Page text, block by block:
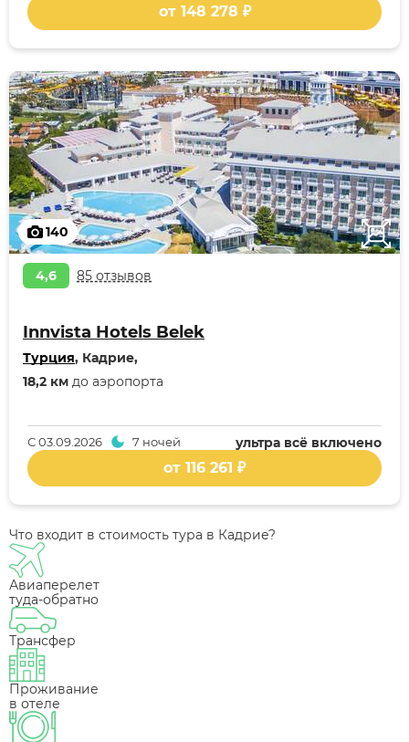
от 148 278 ₽
140
4,6 85 отзывов
Innvista Hotels Belek
Турция, Кадрие,
18,2 км до аэропорта
ультра всё включено
С03.09.2026 7 ночей
от 116 261 ₽
Что входит в стоимость тура в Кадрие?
Авиаперелет
туда-обратно
Трансфер
Проживание
в отеле